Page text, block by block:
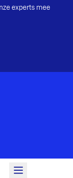
experts mee